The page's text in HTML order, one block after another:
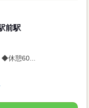
前駅
休憩60...